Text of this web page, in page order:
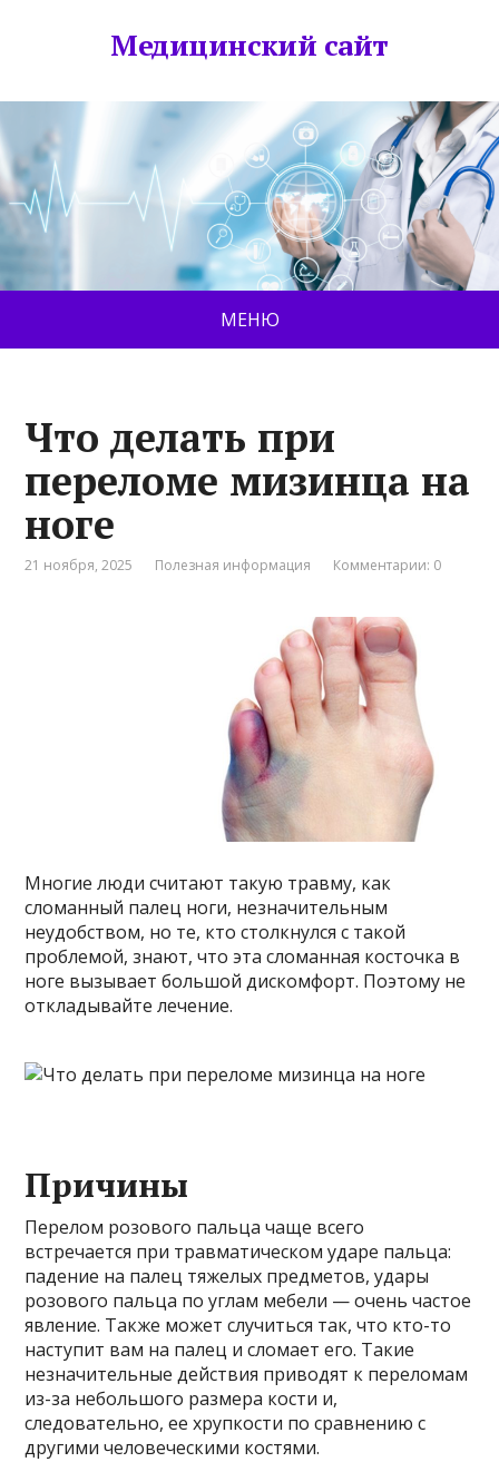
Медицинский сайт
МЕНЮ
Что делать при
переломе мизинца на
ноге
21 ноября, 2025 Полезная информация Комментарии: 0
Многие люди считают такую ​​травму, как
сломанный палец ноги, незначительным
неудобством, но те, кто столкнулся с такой
проблемой, знают, что эта сломанная косточка в
ноге вызывает большой дискомфорт. Поэтому не
откладывайте лечение.
Причины
Перелом розового пальца чаще всего
встречается при травматическом ударе пальца:
падение на палец тяжелых предметов, удары
розового пальца по углам мебели — очень частое
явление. Также может случиться так, что кто-то
наступит вам на палец и сломает его. Такие
незначительные действия приводят к переломам
из-за небольшого размера кости и,
следовательно, ее хрупкости по сравнению с
другими человеческими костями.